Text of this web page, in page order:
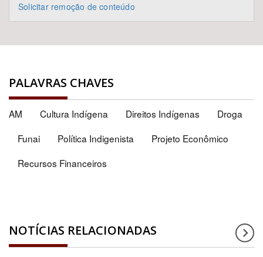
Solicitar remoção de conteúdo
PALAVRAS CHAVES
AM Cultura Indígena Direitos Indígenas
Droga
Funai
Política Indigenista
Projeto Econômico
Recursos Financeiros
NOTÍCIAS RELACIONADAS